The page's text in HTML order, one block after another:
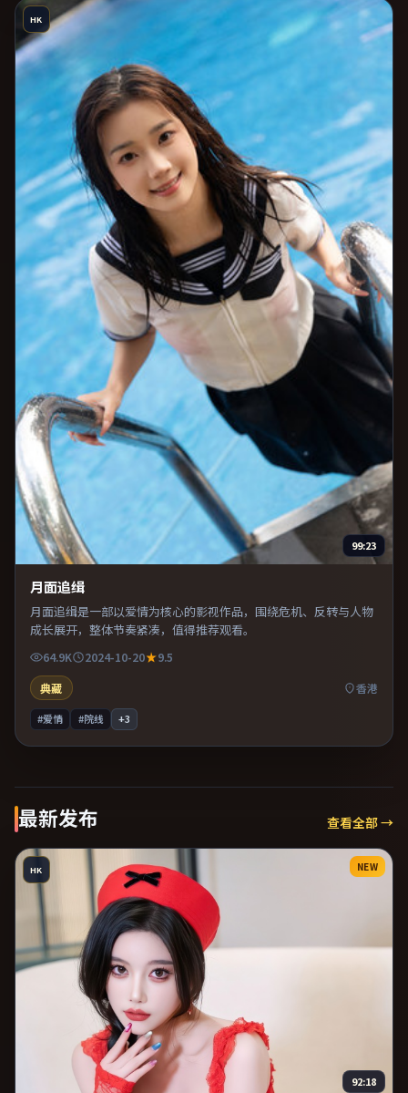
HK
99:23
月面追缉
月面追缉是一部以爱情为核心的影视作品，围绕危机、反转与人物
成长展开，整体节奏紧凑，值得推荐观看。
64.9K 2024-10-20
9.5
典藏
香港
#爱情 #院线 +3
最新发布 查看全部 →
HK NEW
92:18